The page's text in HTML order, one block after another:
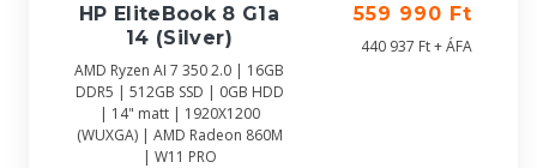
HP EliteBook 8 G1a
14 (Silver)
AMD Ryzen AI 7 350 2.0 | 16GB
DDR5 | 512GB SSD | 0GB HDD
| 14" matt | 1920X1200
(WUXGA) | AMD Radeon 860M
| W11 PRO
559 990 Ft
440 937 Ft + ÁFA